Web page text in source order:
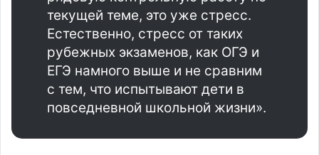
текущей теме, это уже стресс.
Естественно, стресс от таких
рубежных экзаменов, как ОГЭ и
ЕГЭ намного выше и не сравним
с тем, что испытывают дети в
повседневной школьной жизни».